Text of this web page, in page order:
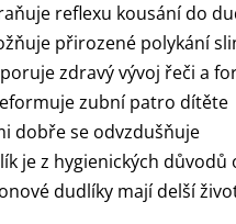
reflexu kousání do
přirozené polykání
zdravý vývoj řeči a
zubní patro dítěte
dobře se odvzdušňuje
je z hygienických
dudlíky mají delší